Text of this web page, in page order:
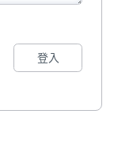
登入